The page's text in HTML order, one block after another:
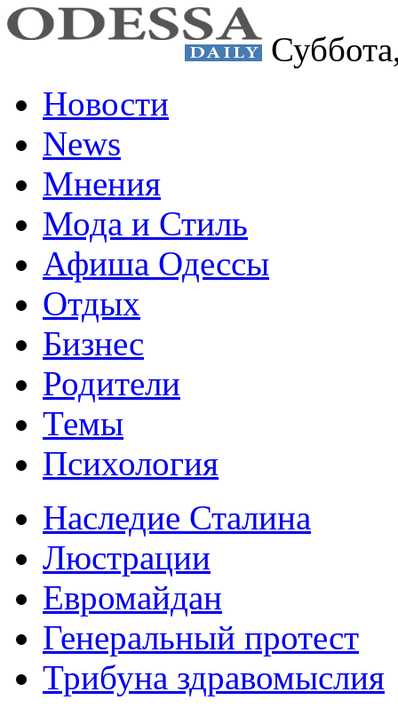
Новости
News
Мнения
Мода и Стиль
Афиша Одессы
Отдых
Бизнес
Родители
Темы
Психология
Наследие Сталина
Люстрации
Евромайдан
Генеральный протест
Трибуна здравомыслия